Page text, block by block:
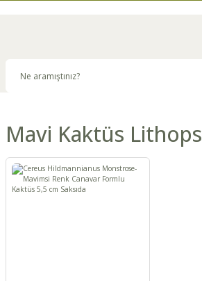
Mavi Kaktüs Lithops